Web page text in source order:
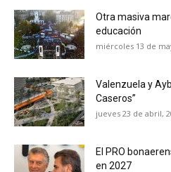
Otra masiva
educación
miércoles 13 de
Valenzuela y
Caseros”
jueves 23 de abril,
El PRO
en 2027